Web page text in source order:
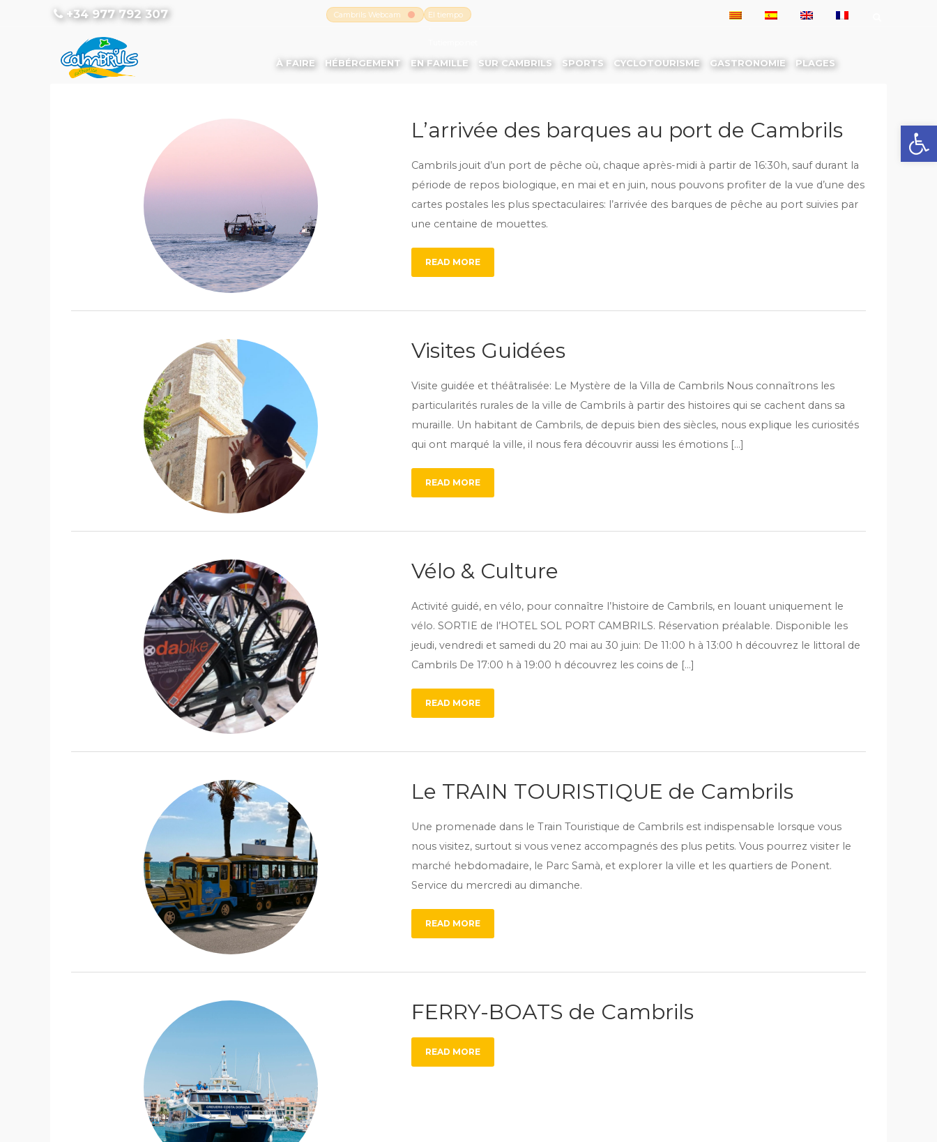
Ouvrir
+34 977 792 307 Cambrils Webcam
El tiempo
À FAIRE HÉBÉRGEMENT EN FAMILLE SUR CAMBRILS SPORTS CYCLOTOURISME GASTRONOMIE PLAGES
L’arrivée des barques au port de Cambrils
Cambrils jouit d’un port de pêche où, chaque après-midi à partir de 16:30h, sauf durant la
période de repos biologique, en mai et en juin, nous pouvons profiter de la vue d’une des
cartes postales les plus spectaculaires: l’arrivée des barques de pêche au port suivies par
une centaine de mouettes.
READ MORE
Visites Guidées
Visite guidée et théâtralisée: Le Mystère de la Villa de Cambrils Nous connaîtrons les
particularités rurales de la ville de Cambrils à partir des histoires qui se cachent dans sa
muraille. Un habitant de Cambrils, de depuis bien des siècles, nous explique les curiosités
qui ont marqué la ville, il nous fera découvrir aussi les émotions […]
READ MORE
Vélo & Culture
Activité guidé, en vélo, pour connaître l’histoire de Cambrils, en louant uniquement le
vélo. SORTIE de l’HOTEL SOL PORT CAMBRILS. Réservation préalable. Disponible les
jeudi, vendredi et samedi du 20 mai au 30 juin: De 11:00 h à 13:00 h découvrez le littoral de
Cambrils De 17:00 h à 19:00 h découvrez les coins de […]
READ MORE
Le TRAIN TOURISTIQUE de Cambrils
Une promenade dans le Train Touristique de Cambrils est indispensable lorsque vous
nous visitez, surtout si vous venez accompagnés des plus petits. Vous pourrez visiter le
marché hebdomadaire, le Parc Samà, et explorer la ville et les quartiers de Ponent.
Service du mercredi au dimanche.
READ MORE
FERRY-BOATS de Cambrils
READ MORE